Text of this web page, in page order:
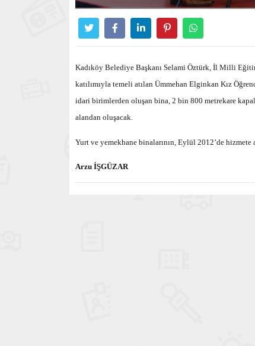
Kadıköy Belediye Başkanı Selami Öztürk, İl Milli
katılımıyla temeli atılan Ümmehan Elginkan Kız
idari birimlerden oluşan bina, 2 bin 800 metrekare
alandan oluşacak.
Yurt ve yemekhane binalarının, Eylül 2012’de hizmete
Arzu İŞGÜZAR